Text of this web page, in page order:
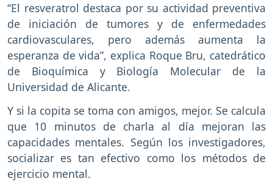
“El resveratrol destaca por su actividad preventiva
de iniciación de tumores y de enfermedades
cardiovasculares, pero además aumenta la
esperanza de vida”, explica Roque Bru, catedrático
de Bioquímica y Biología Molecular de la
Universidad de Alicante.
Y si la copita se toma con amigos, mejor. Se calcula
que 10 minutos de charla al día mejoran las
capacidades mentales. Según los investigadores,
socializar es tan efectivo como los métodos de
ejercicio mental.